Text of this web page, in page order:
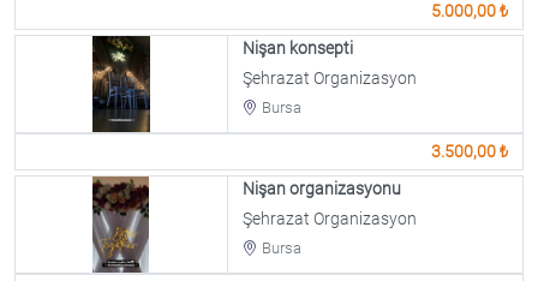
5.000,00 ₺
Nişan konsepti
Şehrazat Organizasyon
Bursa
3.500,00 ₺
Nişan organizasyonu
Şehrazat Organizasyon
Bursa